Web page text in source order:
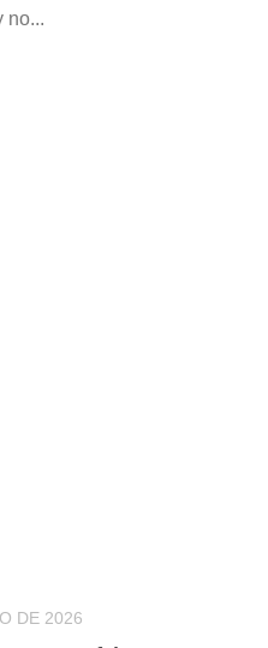
no...
DE 2026